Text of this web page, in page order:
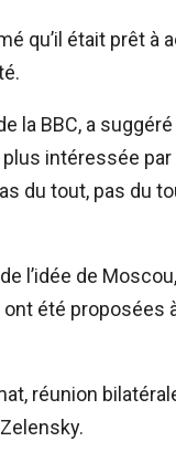
qu’il était prêt à
la BBC, a
intéressée
du tout, pas du
l’idée de
été proposées
réunion